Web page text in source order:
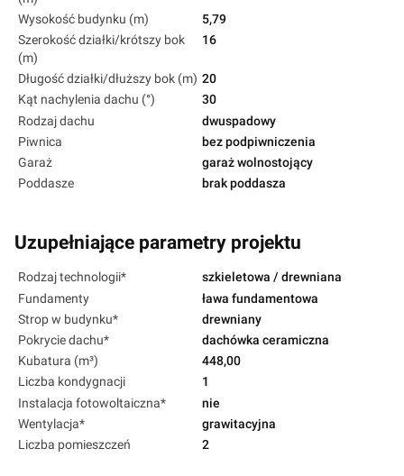
Wysokość budynku (m)
5,79
Szerokość działki/krótszy bok
(m)
16
Długość działki/dłuższy bok (m) 20
Kąt nachylenia dachu (°)
30
Rodzaj dachu
dwuspadowy
Piwnica
bez podpiwniczenia
Garaż
garaż wolnostojący
Poddasze
brak poddasza
Uzupełniające parametry projektu
Rodzaj technologii*
szkieletowa / drewniana
Fundamenty
ława fundamentowa
Strop w budynku*
drewniany
Pokrycie dachu*
dachówka ceramiczna
Kubatura (m³)
448,00
Liczba kondygnacji
1
Instalacja fotowoltaiczna*
nie
Wentylacja*
grawitacyjna
Liczba pomieszczeń
2